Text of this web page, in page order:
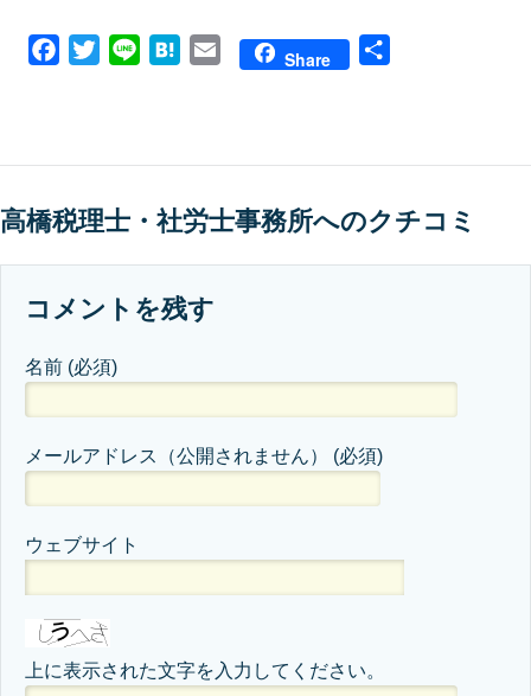
Facebook
Twitter Line HatenaEmail Share
高橋税理士・社労士事務所へのクチコミ
コメントを残す
名前 (必須)
メールアドレス（公開されません） (必須)
ウェブサイト
上に表示された文字を入力してください。